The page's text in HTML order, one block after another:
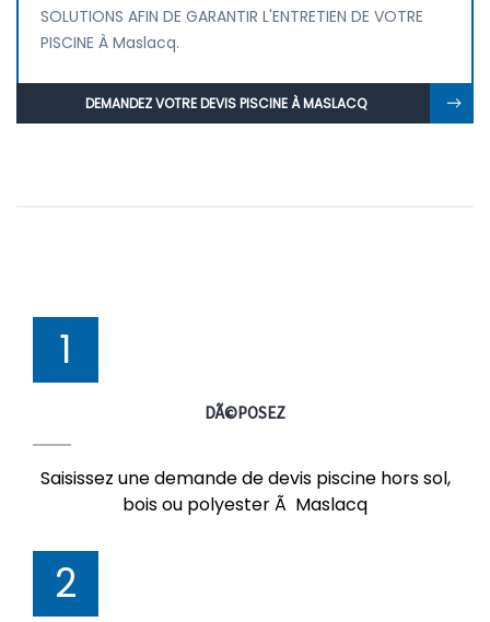
SOLUTIONS AFIN DE GARANTIR L'ENTRETIEN DE VOTRE
PISCINE À Maslacq.
DEMANDEZ VOTRE DEVIS PISCINE À MASLACQ
1
DÃ©POSEZ
Saisissez une demande de devis piscine hors sol,
bois ou polyester Ã Maslacq
2